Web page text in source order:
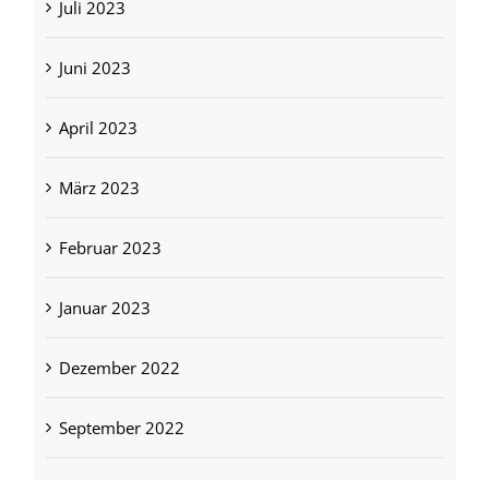
Juli 2023
Juni 2023
April 2023
März 2023
Februar 2023
Januar 2023
Dezember 2022
September 2022